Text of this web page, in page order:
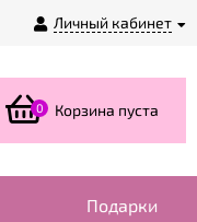
Личный кабинет
0 Корзина пуста
Подарки